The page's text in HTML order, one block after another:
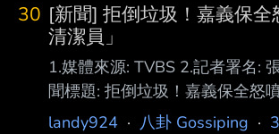
30 [新聞] 拒倒垃圾！嘉義保全
清潔員」
1.媒體來源: TVBS 2.記者署名:
聞標題: 拒倒垃圾！嘉義保全怒
員」 上班3天秒被開除 4.完整新
landy924 · 八卦 Gossiping ·